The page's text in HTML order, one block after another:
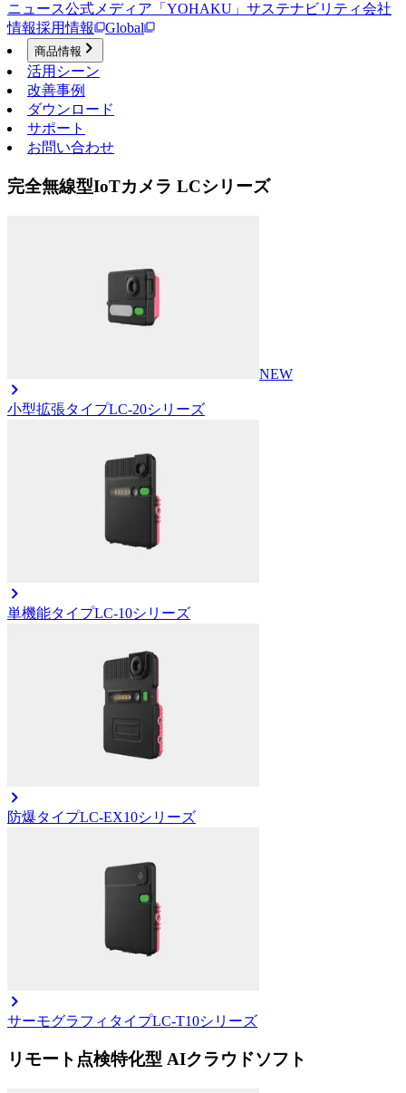
ニュース公式メディア「YOHAKU」 サステナビリティ会社
情報採用情報 Global
商品情報
活用シーン
改善事例
ダウンロード
サポート
お問い合わせ
完全無線型IoTカメラ LCシリーズ
NEW
小型拡張タイプLC-20シリーズ
単機能タイプLC-10シリーズ
防爆タイプLC-EX10シリーズ
サーモグラフィタイプLC-T10シリーズ
リモート点検特化型 AIクラウドソフト